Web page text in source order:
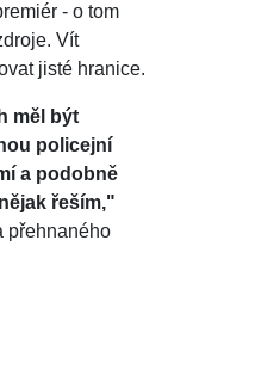
- o tom
Vít
jisté hranice.
měl být
policejní
a podobně
řeším,"
přehnaného